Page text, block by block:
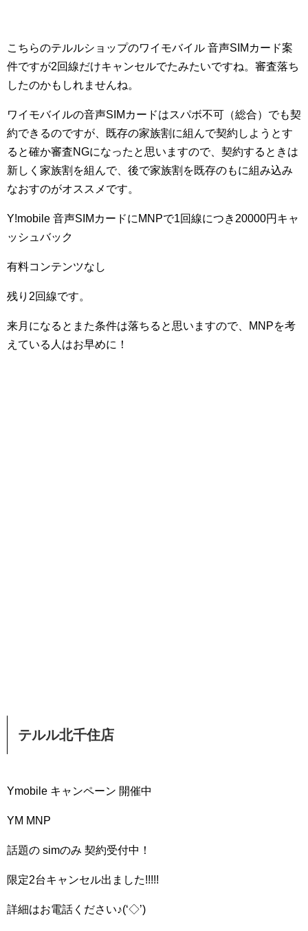
こちらのテルルショップのワイモバイル 音声SIMカード案
件ですが2回線だけキャンセルでたみたいですね。審査落ち
したのかもしれませんね。
ワイモバイルの音声SIMカードはスパボ不可（総合）でも契
約できるのですが、既存の家族割に組んで契約しようとす
ると確か審査NGになったと思いますので、契約するときは
新しく家族割を組んで、後で家族割を既存のもに組み込み
なおすのがオススメです。
Y!mobile 音声SIMカードにMNPで1回線につき20000円キャ
ッシュバック
有料コンテンツなし
残り2回線です。
来月になるとまた条件は落ちると思いますので、MNPを考
えている人はお早めに！
テルル北千住店
Ymobile キャンペーン 開催中
YM MNP
話題の simのみ 契約受付中！
限定2台キャンセル出ました!!!!!
詳細はお電話ください♪(‘◇’)ゞ